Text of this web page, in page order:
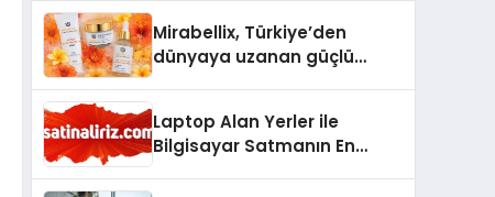
Mirabellix, Türkiye’den
dünyaya uzanan güçlü
Laptop Alan Yerler ile
Bilgisayar Satmanın En